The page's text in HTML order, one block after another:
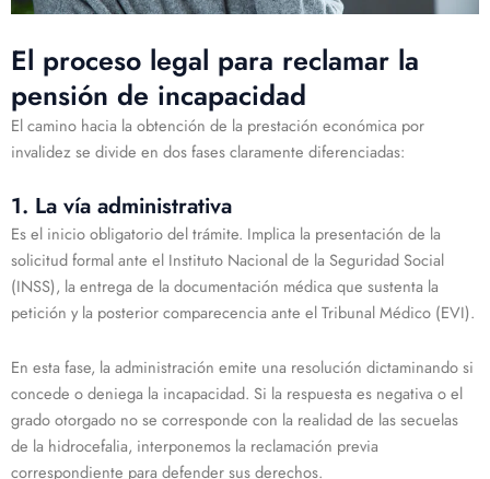
El proceso legal para reclamar la
pensión de incapacidad
El camino hacia la obtención de la prestación económica por
invalidez se divide en dos fases claramente diferenciadas:
1. La vía administrativa
Es el inicio obligatorio del trámite. Implica la presentación de la
solicitud formal ante el Instituto Nacional de la Seguridad Social
(INSS), la entrega de la documentación médica que sustenta la
petición y la posterior comparecencia ante el Tribunal Médico (EVI).
En esta fase, la administración emite una resolución dictaminando si
concede o deniega la incapacidad. Si la respuesta es negativa o el
grado otorgado no se corresponde con la realidad de las secuelas
de la hidrocefalia, interponemos la reclamación previa
correspondiente para defender sus derechos.